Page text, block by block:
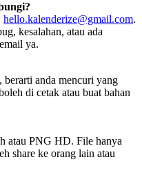
hello.kalenderize@gmail.com.
kesalahan, atau ada
ya.
anda mencuri yang
di cetak atau buat bahan
PNG HD. File hanya
share ke orang lain atau